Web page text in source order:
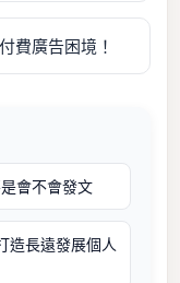
費廣告困境！
會不會發文
造長遠發展個人